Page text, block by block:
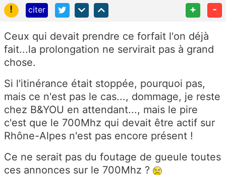
!
citer + -
Ceux qui devait prendre ce forfait l'on déjà
fait...la prolongation ne servirait pas à grand
chose.
Si l'itinérance était stoppée, pourquoi pas,
mais ce n'est pas le cas..., dommage, je reste
chez B&YOU en attendant..., mais le pire
c'est que le 700Mhz qui devait être actif sur
Rhône-Alpes n'est pas encore présent !
Ce ne serait pas du foutage de gueule toutes
ces annonces sur le 700Mhz ?